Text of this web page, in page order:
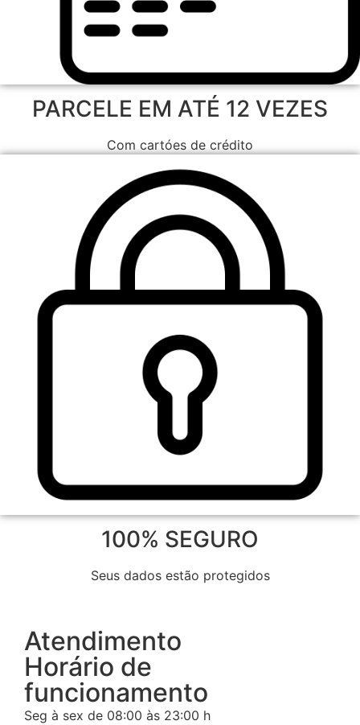
PARCELE EM ATÉ 12 VEZES
Com cartóes de crédito
100% SEGURO
Seus dados estão protegidos
Atendimento
Horário de
funcionamento
Seg à sex de 08:00 às 23:00 h